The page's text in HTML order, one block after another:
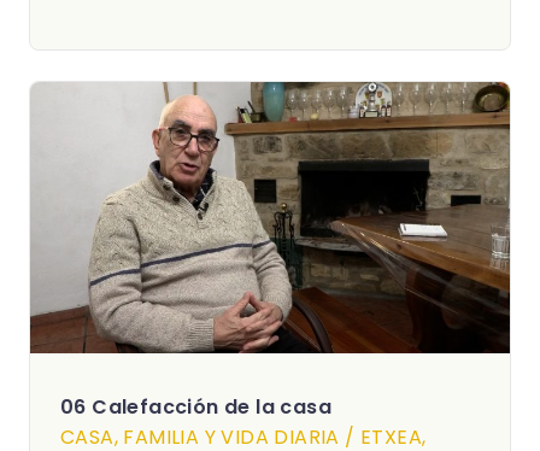
06 Calefacción de la casa
CASA, FAMILIA Y VIDA DIARIA / ETXEA,